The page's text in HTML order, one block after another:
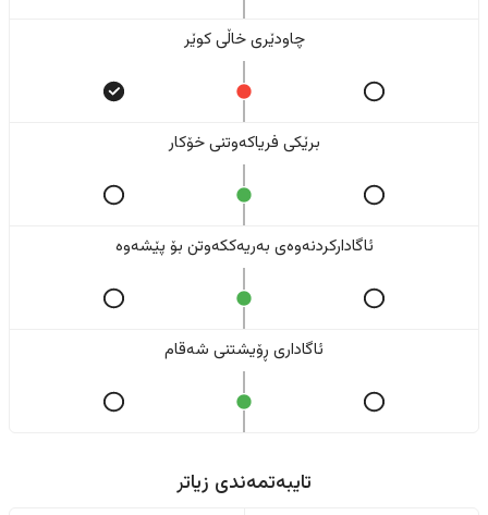
چاودێری خاڵی کوێر
برێکی فریاکەوتنی خۆکار
ئاگادارکردنەوەی بەریەککەوتن بۆ پێشەوە
ئاگاداری ڕۆیشتنی شەقام
تایبەتمەندی زیاتر